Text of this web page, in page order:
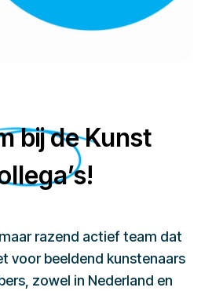
bij de Kunst
razend actief team dat
voor beeldend kunstenaars
zowel in Nederland en